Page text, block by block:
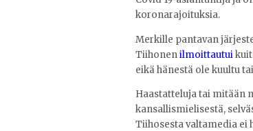
koronarajoituksia.
Merkille pantavan
Tiihonenilmoittautui
eikä hänestä ole kuultu
Haastatteluja tai mitään
kansallismielisestä,
Tiihosesta valtamedia ei